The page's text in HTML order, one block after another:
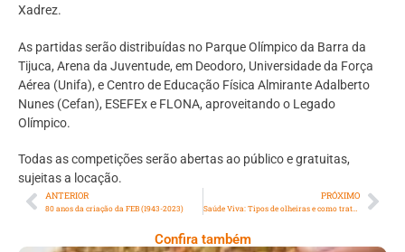
Xadrez.
As partidas serão distribuídas no Parque Olímpico da Barra da
Tijuca, Arena da Juventude, em Deodoro, Universidade da Força
Aérea (Unifa), e Centro de Educação Física Almirante Adalberto
Nunes (Cefan), ESEFEx e FLONA, aproveitando o Legado
Olímpico.
Todas as competições serão abertas ao público e gratuitas,
sujeitas a locação.
ANTERIOR
80 anos da criação da FEB (1943-2023)
PRÓXIMO
Saúde Viva: Tipos de olheiras e como tratar
Confira também